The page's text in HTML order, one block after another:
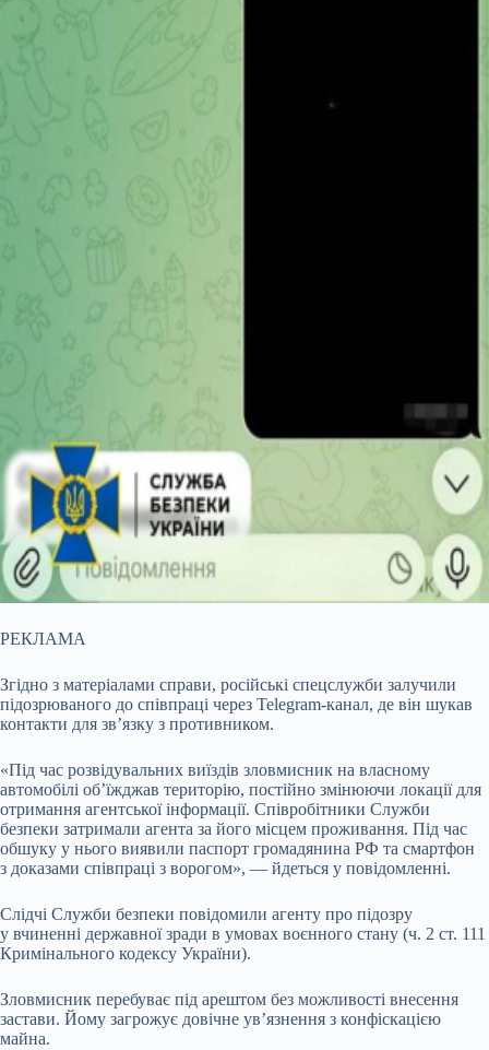
РЕКЛАМА
Згідно з матеріалами справи, російські спецслужби залучили
підозрюваного до співпраці через Telegram-канал, де він шукав
контакти для зв’язку з противником.
«Під час розвідувальних виїздів зловмисник на власному
автомобілі об’їжджав територію, постійно змінюючи локації для
отримання агентської інформації. Співробітники Служби
безпеки затримали агента за його місцем проживання. Під час
обшуку у нього виявили паспорт громадянина РФ та смартфон
з доказами співпраці з ворогом», — йдеться у повідомленні.
Слідчі Служби безпеки повідомили агенту про підозру
у вчиненні державної зради в умовах воєнного стану (ч. 2 ст. 111
Кримінального кодексу України).
Зловмисник перебуває під арештом без можливості внесення
застави. Йому загрожує довічне ув’язнення з конфіскацією
майна.